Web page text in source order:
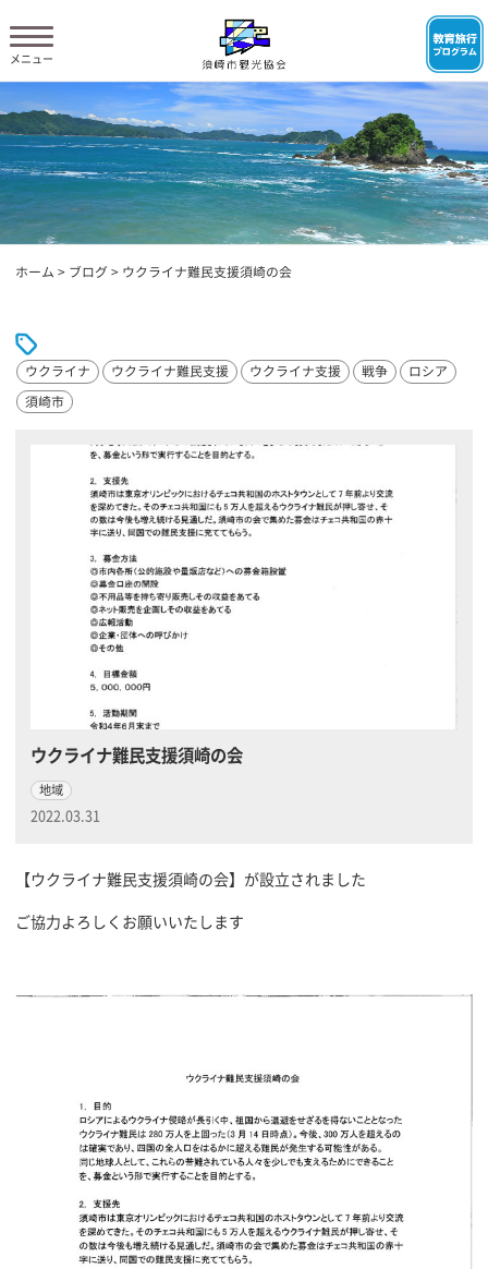
ホーム > ブログ > ウクライナ難民支援須崎の会
ウクライナ ウクライナ難民支援 ウクライナ支援 戦争 ロシア
須崎市
ウクライナ難民支援須崎の会
地域
2022.03.31
【ウクライナ難民支援須崎の会】が設立されました
ご協力よろしくお願いいたします